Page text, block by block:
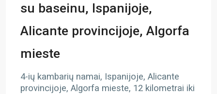
su baseinu, Ispanijoje,
Alicante provincijoje, Algorfa
mieste
4-ių kambarių namai, Ispanijoje, Alicante
provincijoje, Algorfa mieste, 12 kilometrai iki